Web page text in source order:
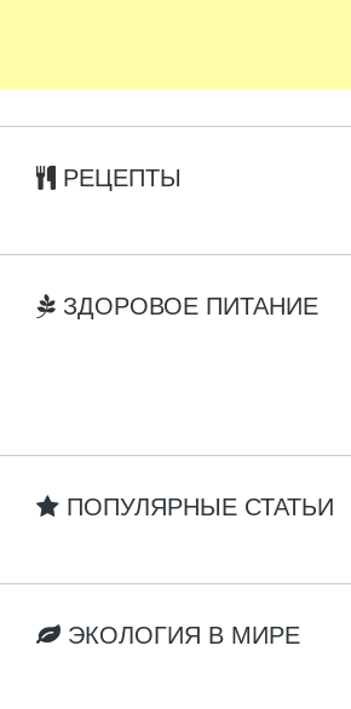
РЕЦЕПТЫ
ЗДОРОВОЕ ПИТАНИЕ
ПОПУЛЯРНЫЕ СТАТЬИ
ЭКОЛОГИЯ В МИРЕ